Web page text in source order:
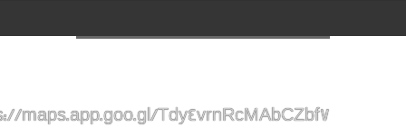
maps.app.goo.gl/Tdy4vrnRcMAbCZbf7